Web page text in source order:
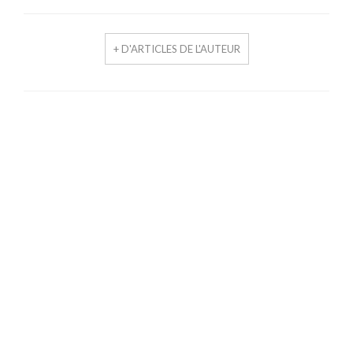
+ D'ARTICLES DE L'AUTEUR